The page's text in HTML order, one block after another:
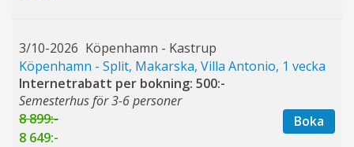
3/10-2026 Köpenhamn - Kastrup
Köpenhamn - Split, Makarska, Villa Antonio, 1 vecka
Internetrabatt per bokning: 500:-
Semesterhus för 3-6 personer
8 899:-
8 649:-
Boka